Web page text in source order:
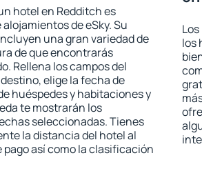
hotel en Redditch es
de eSky. Su
una gran variedad de
de que encontrarás
Rellena los campos del
elige la fecha de
huéspedes y habitaciones y
te mostrarán los
seleccionadas. Tienes
la distancia del hotel al
así como la clasificación
los